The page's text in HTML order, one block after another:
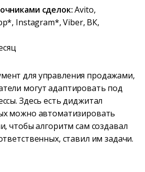
сделок:Avito,
Instagram*, Viber, ВК,
для управления продажами,
могут адаптировать под
Здесь есть диджитал
можно автоматизировать
чтобы алгоритм сам создавал
ставил им задачи.